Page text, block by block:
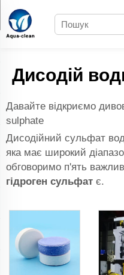
Дисодій
Давайте відкриємо
sulphate
Дисодійний сульфат
яка має широкий
обговоримо п'ять
гідроген сульфат є.